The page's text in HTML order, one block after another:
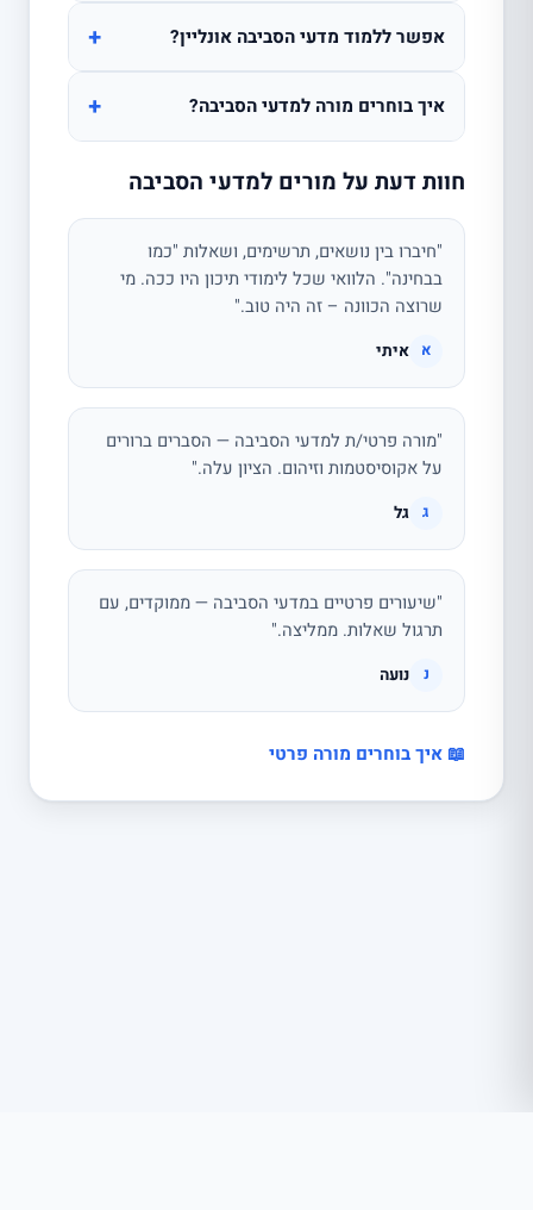
אפשר ללמוד מדעי הסביבה אונליין? +
איך בוחרים מורה למדעי הסביבה? +
חוות דעת על מורים למדעי הסביבה
"חיברו בין נושאים, תרשימים, ושאלות "כמו
בבחינה". הלוואי שכל לימודי תיכון היו ככה. מי
שרוצה הכוונה – זה היה טוב."
א איתי
"מורה פרטי/ת למדעי הסביבה — הסברים ברורים
על אקוסיסטמות וזיהום. הציון עלה."
ג גל
"שיעורים פרטיים במדעי הסביבה — ממוקדים, עם
תרגול שאלות. ממליצה."
נ נועה
📖 איך בוחרים מורה פרטי